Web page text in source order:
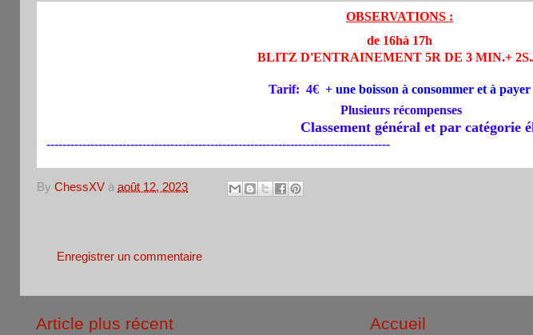
OBSERVATIONS :
de 16hà 17h
BLITZ D'ENTRAINEMENT 5R DE 3 MIN.+
Tarif: 4€ + une boisson à consommer et à payer
Plusieurs récompenses
Classement général et par catégorie
--------------------------------------------------------------------------------------
By ChessXV à août 12, 2023
Enregistrer un commentaire
Article plus récent Accueil